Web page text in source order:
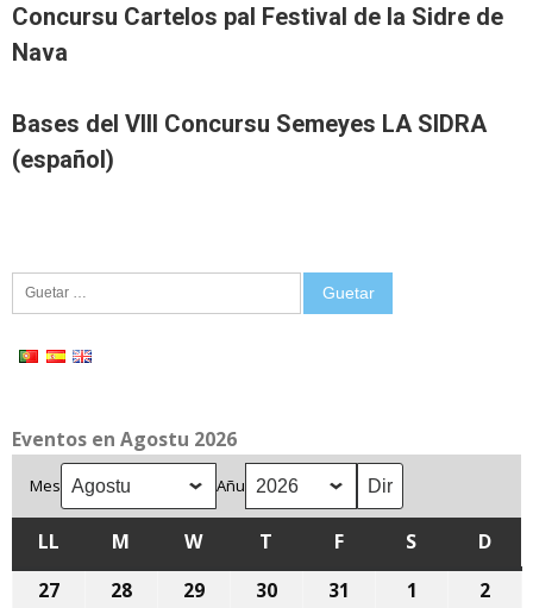
Concursu Cartelos pal Festival de la Sidre de
Nava
Bases del VIII Concursu Semeyes LA SIDRA
(español)
Eventos en Agostu 2026
Mes Añu
LL LLUNES
M MARTES
WMIÉRCOLES
T XUEVESFVIENRES
S SÁBADU
D
27
28 29 30 31 1 2